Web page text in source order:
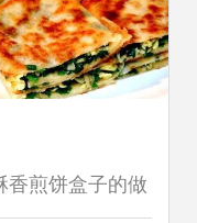
香煎饼盒子的做